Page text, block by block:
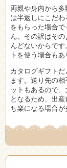
両親や身内から
は半返しにこだ
をもらった場合
ん。その訳はそ
んどないからで
トを使う場合もあ
カタログギフト
ます。送り先の
ットもあるので
となるため、出
ち楽になる場合が